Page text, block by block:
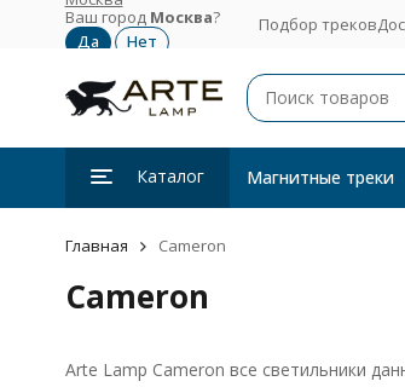
Ваш город Москва? Подбор треков
Каталог Магнитные треки
Главная Cameron
Cameron
Arte Lamp Cameron все светильники